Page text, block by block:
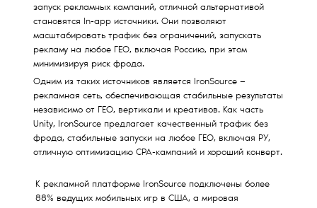
запуск рекламных кампаний, отличной альтернативой
становятся In-app источники. Они позволяют
масштабировать трафик без ограничений, запускать
рекламу на любое ГЕО, включая Россию, при этом
минимизируя риск фрода.
Одним из таких источников является IronSource —
рекламная сеть, обеспечивающая стабильные результаты
независимо от ГЕО, вертикали и креативов. Как часть
Unity, IronSource предлагает качественный трафик без
фрода, стабильные запуски на любое ГЕО, включая РУ,
отличную оптимизацию CPA-кампаний и хороший конверт.
К рекламной платформе IronSource подключены более
88% ведущих мобильных игр в США, а мировая